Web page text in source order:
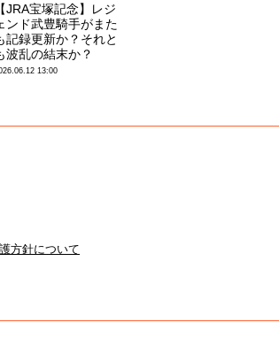
【JRA宝塚記念】レジ
ンド武豊騎手がまた
記録更新か？それと
波乱の結末か？
13:00
方針について